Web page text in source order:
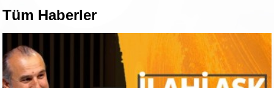
Tüm Haberler